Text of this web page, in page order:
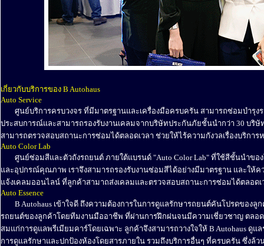
เกี่ยวกับบริการของ B Autohaus
Auto Service
ศูนย์บริการครบวงจร ที่มีมาตรฐานและเครื่องมือครบครัน สามารถซ่อมบำรุ
ประสบการณ์และสามารถรองรับงานเคลมจากบริษัทประกันภัยชั้นนำกว่า 30 บริ
สามารถตรวจสอบสถานะการซ่อมได้ตลอดเวลา ช่วยให้ไร้ความกังวลเรื่องบริการ
Auto Color Lab
ศูนย์ซ่อมสีและตัวถังรถยนต์ ภายใต้แบรนด์ "Auto Color Lab" ที่ใช้สีชั้นนำของ
และอุปกรณ์คุณภาพ เราจึงสามารถรองรับงานซ่อมสีได้อย่างมีมาตรฐาน และใ
แจ้งเคลมออนไลน์ ที่ลูกค้าสามาถส่งเคลมและตรวจสอบสถานะการซ่อมได้ตลอดเ
Auto Essence
B Autohaus เข้าใจดี ถึงความต้องการในการดูแลรักษารถยนต์คันโปรดของลู
รถยนต์ของลูกค้าโดยทีมงานมืออาชีพ ที่ผ่านการฝึกฝนจนมีความเชี่ยวชาญ ตล
สมแก่การดูแลพรีเมียมคาร์โดยเฉพาะ ลูกค้าจึงสามารถวางใจให้ B Autohaus ดู
การดูแลรักษาและปกป้องห้องโดยสารภายใน รวมถึงบริการอื่นๆ ที่ครบครัน ซึ่ง